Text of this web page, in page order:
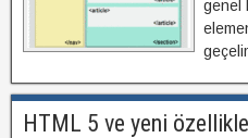
genel
HTML 5 ve yeni